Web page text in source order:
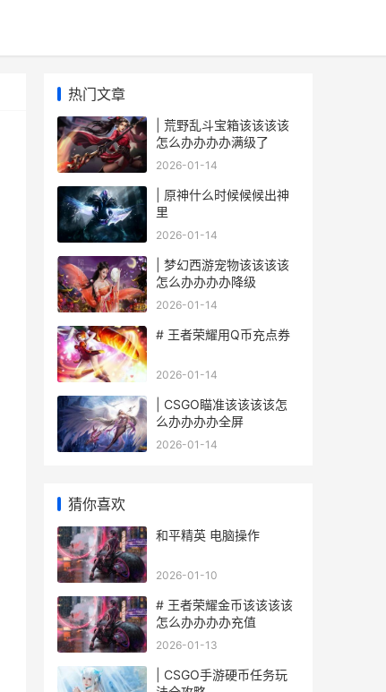
热门文章
| 荒野乱斗宝箱该该该该
怎么办办办办满级了
2026-01-14
| 原神什么时候候候出神
里
2026-01-14
| 梦幻西游宠物该该该该
怎么办办办办降级
2026-01-14
# 王者荣耀用Q币充点券
2026-01-14
| CSGO瞄准该该该该怎
么办办办办全屏
2026-01-14
猜你喜欢
和平精英 电脑操作
2026-01-10
# 王者荣耀金币该该该该
怎么办办办办充值
2026-01-13
| CSGO手游硬币任务玩